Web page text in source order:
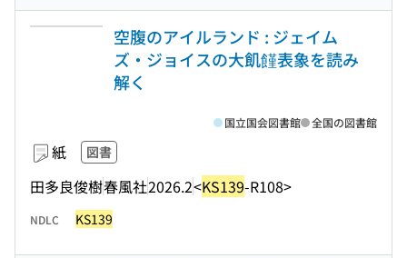
空腹のアイルランド : ジェイム
ズ・ジョイスの大飢饉表象を読み
解く
紙 図書
田多良俊樹春風社2026.2<KS139-R108>
国立国会図書館 全国の図書館
NDLC KS139